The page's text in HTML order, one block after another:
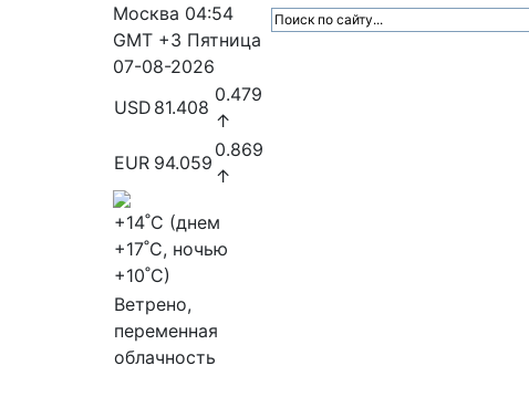
Москва 04:54
GMT +3 Пятница
07-08-2026
USD 81.408
0.479
↑
EUR 94.059
0.869
↑
+14˚C (днем
+17˚C, ночью
+10˚C)
Ветрено,
переменная
облачность